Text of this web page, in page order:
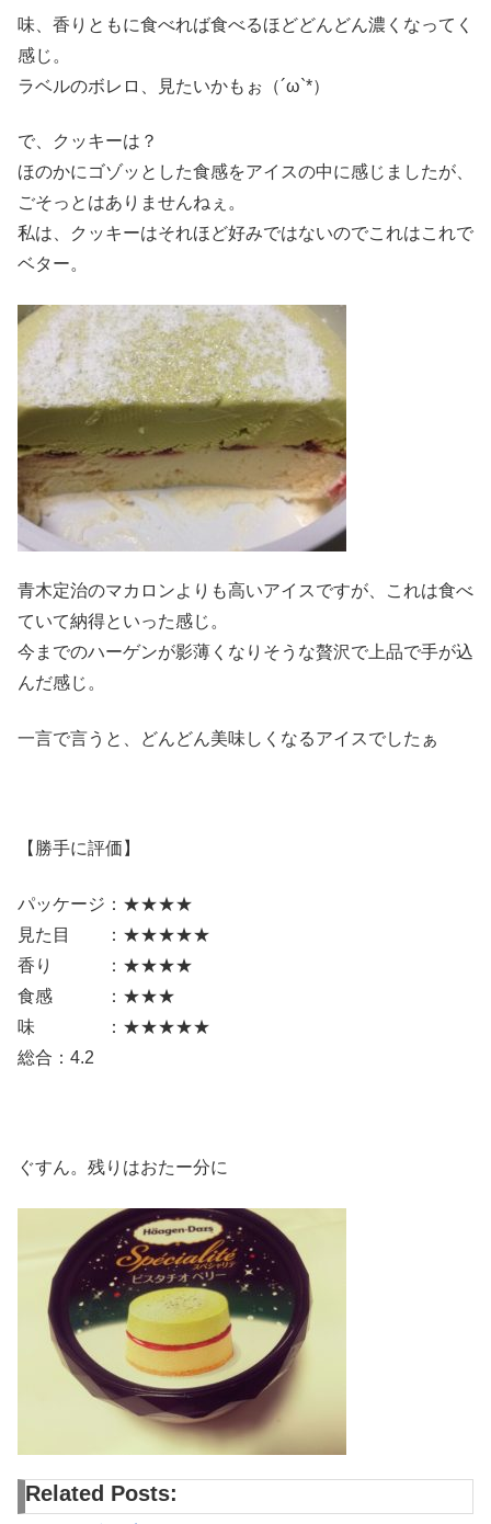
味、香りともに食べれば食べるほどどんどん濃くなってく
感じ。
ラベルのボレロ、見たいかもぉ（´ω`*）
で、クッキーは？
ほのかにゴゾッとした食感をアイスの中に感じましたが、
ごそっとはありませんねぇ。
私は、クッキーはそれほど好みではないのでこれはこれで
ベター。
青木定治のマカロンよりも高いアイスですが、これは食べ
ていて納得といった感じ。
今までのハーゲンが影薄くなりそうな贅沢で上品で手が込
んだ感じ。
一言で言うと、どんどん美味しくなるアイスでしたぁ
【勝手に評価】
パッケージ：★★★★
見た目 ：★★★★★
香り ：★★★★
食感 ：★★★
味 ：★★★★★
総合：4.2
ぐすん。残りはおたー分に
Related Posts: